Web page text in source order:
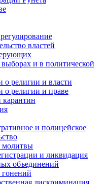
властей
и в политической
о религии и власти
о религии и праве
карантин
и полицейское
молитвы
и ликвидация
объединений
гонений